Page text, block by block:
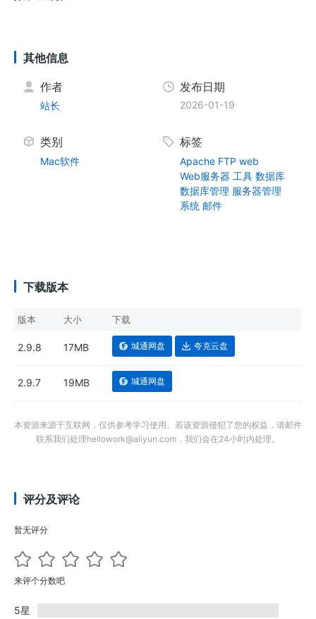
其他信息
作者
站长
发布日期
2026-01-19
类别
Mac软件
标签
Apache FTP web
Web服务器 工具 数据库
数据库管理 服务器管理
系统 邮件
下载版本
版本 大小 下载
2.9.8 17MB 城通网盘 夸克云盘
2.9.7 19MB 城通网盘
本资源来源于互联网，仅供参考学习使用。若该资源侵犯了您的权益，请邮件
联系我们处理hellowork@aliyun.com，我们会在24小时内处理。
评分及评论
暂无评分
来评个分数吧
5星